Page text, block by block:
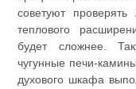
советуют
теплового
будет сложнее.
чугунные печи-
духового шкафа